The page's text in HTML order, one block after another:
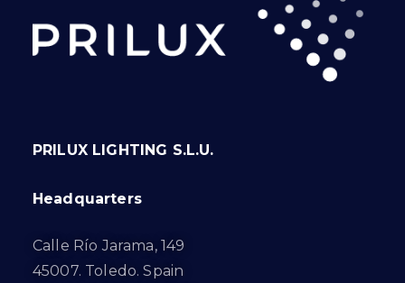
PRILUX LIGHTING S.L.U.
Headquarters
Calle Río Jarama, 149
45007. Toledo. Spain